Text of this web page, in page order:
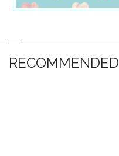
RECOMMENDED